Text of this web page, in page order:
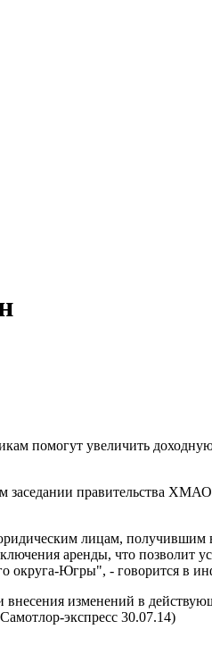
помогут увеличить
заседании правительства
лицам, получившим
аренды, что позволит
округа-Югры", - говорится в
изменений в
экспресс 30.07.14)